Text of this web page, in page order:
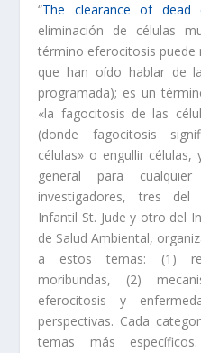
“The clearance of dead
eliminación de células
término eferocitosis puede
que han oído hablar de
programada); es un
«la fagocitosis de las
(donde fagocitosis
células» o engullir
general para
investigadores, tres del
Infantil St. Jude y otro del
de Salud Ambiental,
a estos temas: (1)
moribundas, (2)
eferocitosis y
perspectivas. Cada
temas más